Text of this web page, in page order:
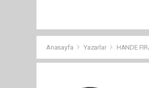
Anasayfa Yazarlar HANDE